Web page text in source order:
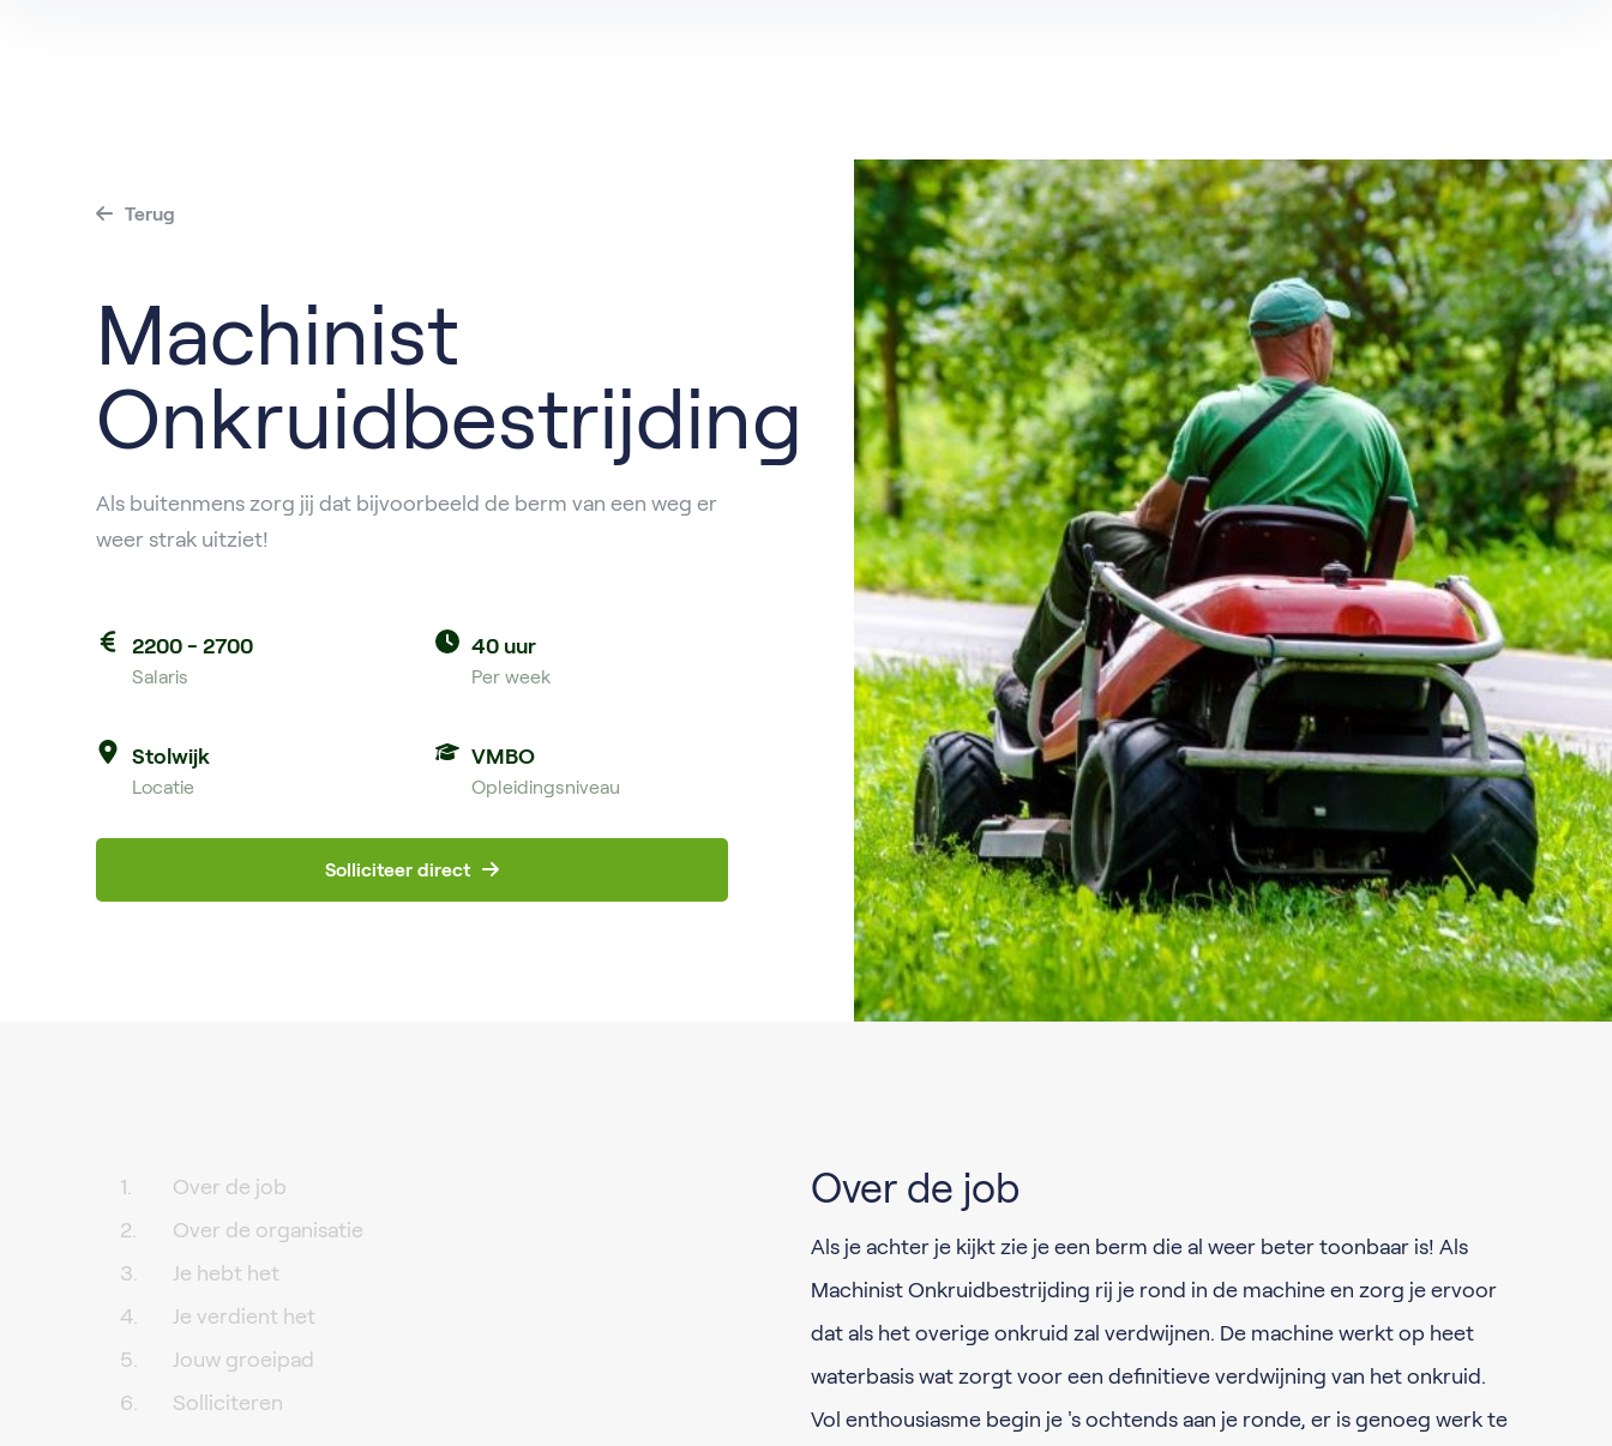
Terug
Machinist
Onkruidbestrijding
Als buitenmens zorg jij dat bijvoorbeeld de berm van een weg er
weer strak uitziet!
2200 - 2700
Salaris
40 uur
Per week
Stolwijk
Locatie
VMBO
Opleidingsniveau
Solliciteer direct
Over de job
Over de organisatie
Je hebt het
Je verdient het
Jouw groeipad
Solliciteren
Over de job
Als je achter je kijkt zie je een berm die al weer beter toonbaar is! Als
Machinist Onkruidbestrijding rij je rond in de machine en zorg je ervoor
dat als het overige onkruid zal verdwijnen. De machine werkt op heet
waterbasis wat zorgt voor een definitieve verdwijning van het onkruid.
Vol enthousiasme begin je 's ochtends aan je ronde, er is genoeg werk te